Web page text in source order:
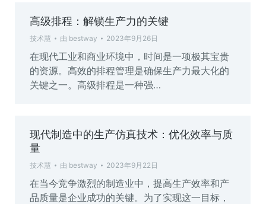
高级排程：解锁生产力的关键
技术慧 由 bestway 2023年9月26日
在现代工业和商业环境中，时间是一项极其宝贵
的资源。高效的排程管理是确保生产力最大化的
关键之一。高级排程是一种强…
现代制造中的生产仿真技术：优化效率与质
量
技术慧 由 bestway 2023年9月22日
在当今竞争激烈的制造业中，提高生产效率和产
品质量是企业成功的关键。为了实现这一目标，